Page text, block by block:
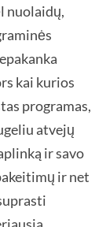
nuolaidų,
kai kurios
programas,
atvejų
ir savo
ir net